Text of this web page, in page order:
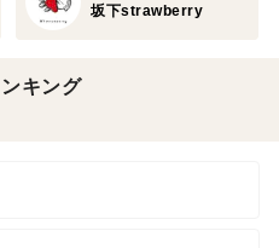
坂下strawberry
キング